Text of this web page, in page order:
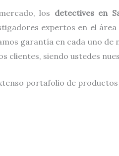
los detectives en
expertos en el
garantía en cada uno
clientes, siendo ustedes
portafolio de